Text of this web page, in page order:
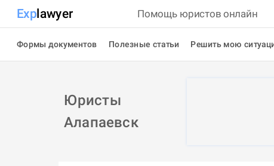
Explawyer Помощь юристов онлайн
Формы документов Полезные статьи Решить мою
Юристы
Алапаевск